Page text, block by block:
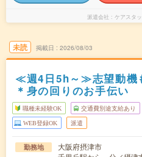
派遣会社 ケアスタ
未読 掲載日 2026/08/03
≪週4日5h～≫志望動機
＊身の回りのお手伝い
職種未経験OK 交通費別途支給あり
WEB登録OK 派遣
勤務地
大阪府摂津市